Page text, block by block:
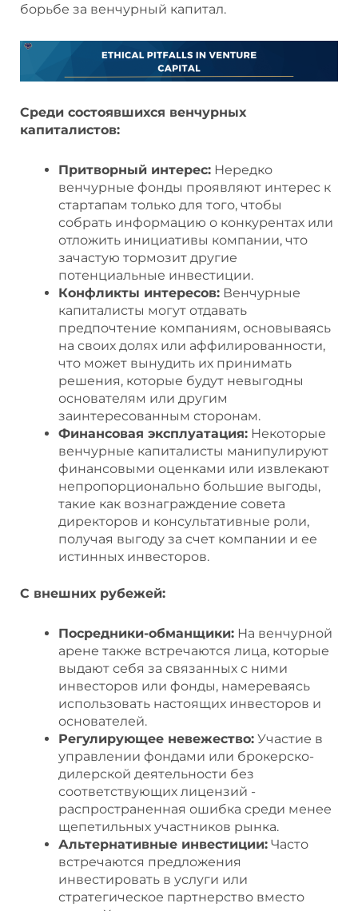
борьбе за венчурный капитал.
Среди состоявшихся венчурных
капиталистов:
Притворный интерес: Нередко
венчурные фонды проявляют интерес к
стартапам только для того, чтобы
собрать информацию о конкурентах или
отложить инициативы компании, что
зачастую тормозит другие
потенциальные инвестиции.
Конфликты интересов: Венчурные
капиталисты могут отдавать
предпочтение компаниям, основываясь
на своих долях или аффилированности,
что может вынудить их принимать
решения, которые будут невыгодны
основателям или другим
заинтересованным сторонам.
Финансовая эксплуатация: Некоторые
венчурные капиталисты манипулируют
финансовыми оценками или извлекают
непропорционально большие выгоды,
такие как вознаграждение совета
директоров и консультативные роли,
получая выгоду за счет компании и ее
истинных инвесторов.
С внешних рубежей:
Посредники-обманщики: На венчурной
арене также встречаются лица, которые
выдают себя за связанных с ними
инвесторов или фонды, намереваясь
использовать настоящих инвесторов и
основателей.
Регулирующее невежество: Участие в
управлении фондами или брокерско-
дилерской деятельности без
соответствующих лицензий -
распространенная ошибка среди менее
щепетильных участников рынка.
Альтернативные инвестиции: Часто
встречаются предложения
инвестировать в услуги или
стратегическое партнерство вместо